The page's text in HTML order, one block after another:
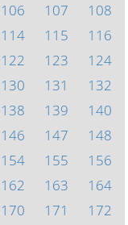
106 107
108
114 115
116
122 123
124
130 131
132
138 139
140
146 147
148
154 155
156
162 163
164
170 171
172